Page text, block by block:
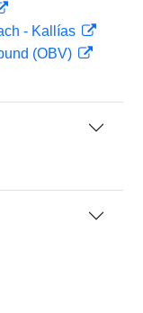
- Kallías
(OBV)